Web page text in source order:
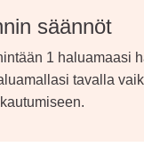
säännöt
1 haluamaasi
tavalla